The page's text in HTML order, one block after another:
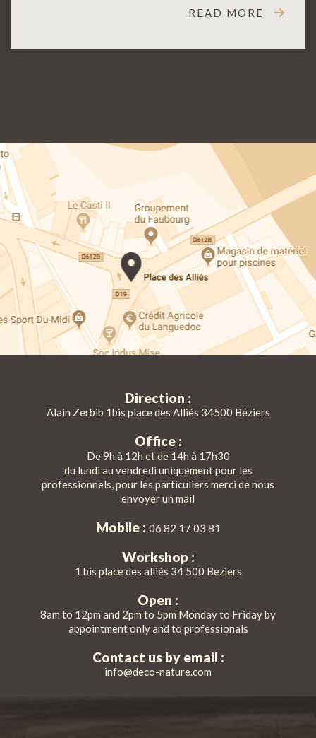
READ MORE
Direction :
Alain Zerbib 1bis place des Alliés 34500 Béziers
Office :
De 9h à 12h et de 14h à 17h30
du lundi au vendredi uniquement pour les
professionnels, pour les particuliers merci de nous
envoyer un mail
Mobile : 06 82 17 03 81
Workshop :
1 bis place des alliés 34 500 Beziers
Open :
8am to 12pm and 2pm to 5pm Monday to Friday by
appointment only and to professionals
Contact us by email :
info@deco-nature.com